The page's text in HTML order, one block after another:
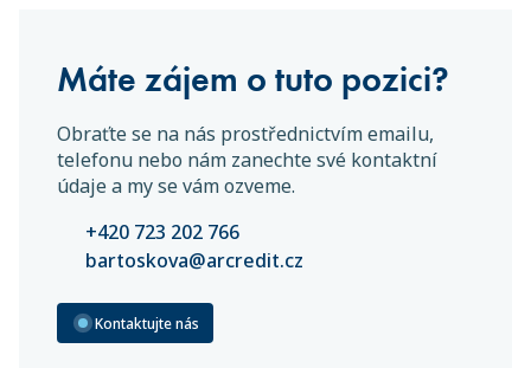
Máte zájem o tuto pozici?
Obraťte se na nás prostřednictvím emailu,
telefonu nebo nám zanechte své kontaktní
údaje a my se vám ozveme.
+420 723 202 766
bartoskova@arcredit.cz
Kontaktujte nás